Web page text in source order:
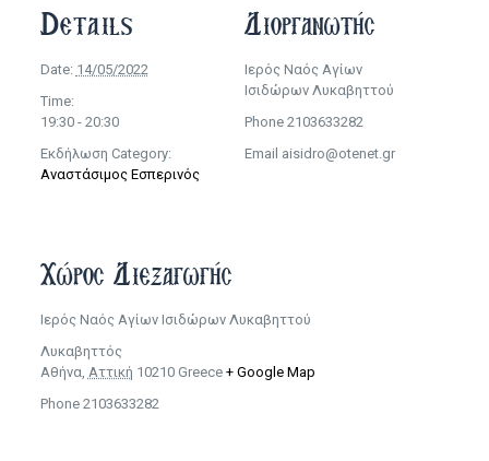
Details
Date: 14/05/2022
Time:
19:30 - 20:30
Εκδήλωση Category:
Αναστάσιμος Εσπερινός
Χώρος Διεξαγωγής
Ιερός Ναός Αγίων Ισιδώρων Λυκαβηττού
Λυκαβηττός
Αθήνα, Αττική 10210 Greece + Google Map
Phone 2103633282
Διοργανωτής
Ιερός Ναός Αγίων
Ισιδώρων Λυκαβηττού
Phone 2103633282
Email aisidro@otenet.gr